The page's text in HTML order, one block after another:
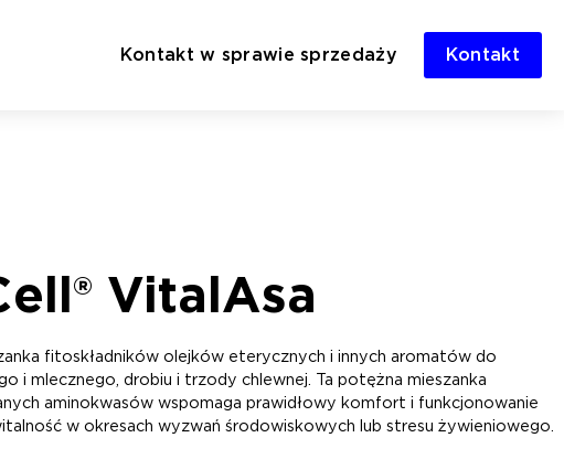
Kontakt w sprawie sprzedaży Kontakt
VitalAsa
fitoskładników olejków eterycznych i innych aromatów do
i mlecznego, drobiu i trzody chlewnej. Ta potężna mieszanka
aminokwasów wspomaga prawidłowy komfort i funkcjonowanie
w okresach wyzwań środowiskowych lub stresu żywieniowego.